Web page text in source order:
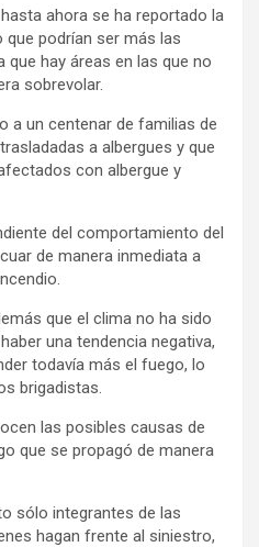
ahora se ha reportado la
que podrían ser más las
hay áreas en las que no
sobrevolar.
a un centenar de familias de
a albergues y que
con albergue y
del comportamiento del
de manera inmediata a
que el clima no ha sido
una tendencia negativa,
todavía más el fuego, lo
brigadistas.
las posibles causas de
que se propagó de manera
sólo integrantes de las
hagan frente al siniestro,